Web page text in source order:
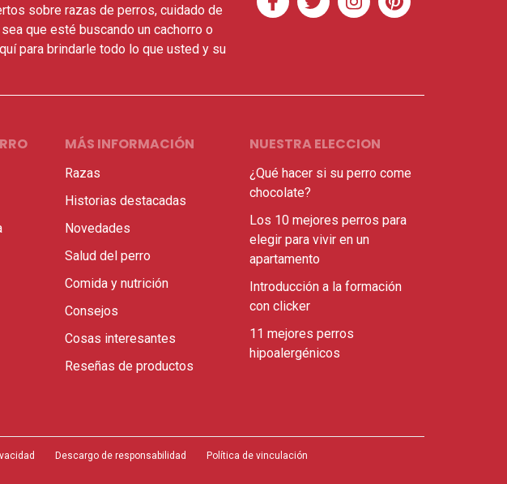
sobre razas de perros, cuidado de
que esté buscando un cachorro o
para brindarle todo lo que usted y su
MÁS INFORMACIÓN
Razas
Historias destacadas
Novedades
Salud del perro
Comida y nutrición
Consejos
Cosas interesantes
Reseñas de productos
NUESTRA ELECCION
¿Qué hacer si su perro come
chocolate?
Los 10 mejores perros para
elegir para vivir en un
apartamento
Introducción a la formación
con clicker
11 mejores perros
hipoalergénicos
Descargo de responsabilidad Política de vinculación